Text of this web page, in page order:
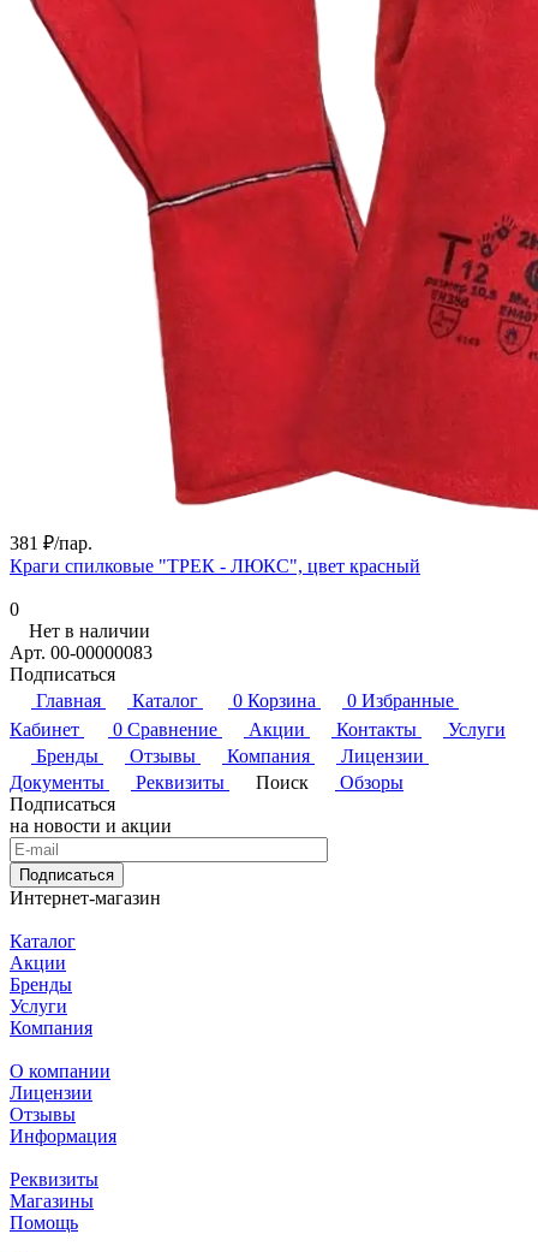
381 ₽/пар.
Краги спилковые "ТРЕК - ЛЮКС", цвет красный
0
Нет в наличии
Арт. 00-00000083
Подписаться
Главная
Каталог 0 Корзина 0 Избранные
Кабинет
0 Сравнение Акции Контакты
Услуги
Бренды
Отзывы Компания
Лицензии
Документы
Реквизиты Поиск
Обзоры
Подписаться
на новости и акции
Подписаться
Интернет-магазин
Каталог
Акции
Бренды
Услуги
Компания
О компании
Лицензии
Отзывы
Информация
Реквизиты
Магазины
Помощь